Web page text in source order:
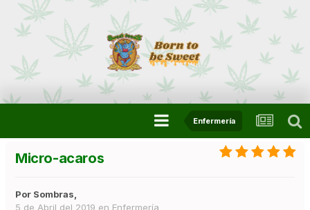
Enfermería
Micro-acaros
Por Sombras,
5 de Abril del 2019 en Enfermería